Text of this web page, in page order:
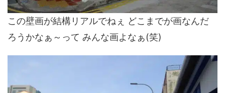
この壁画が結構リアルでねぇ どこまでが画なんだ
ろうかなぁ～って みんな画よなぁ(笑)